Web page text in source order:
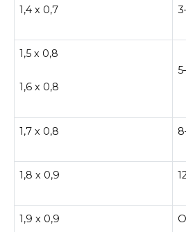
1,4 х 0,7
1,5 х 0,8
1,6 х 0,8
1,7 х 0,8
1,8 х 0,9
1,9 х 0,9